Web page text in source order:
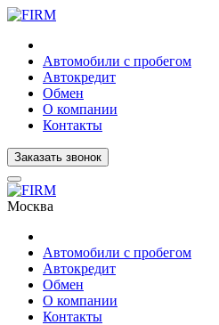
Автомобили с пробегом
Автокредит
Обмен
О компании
Контакты
Заказать звонок
Москва
Автомобили с пробегом
Автокредит
Обмен
О компании
Контакты